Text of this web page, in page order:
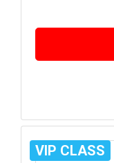
VIP CLASS